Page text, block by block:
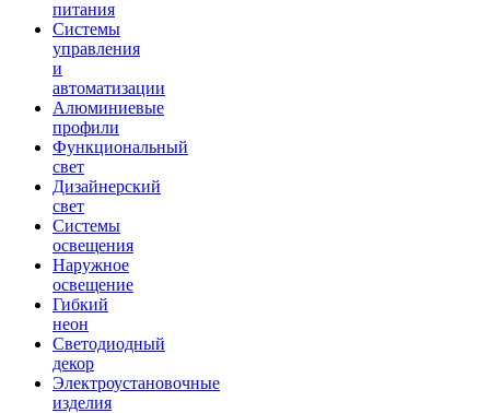
питания
Системы
управления
и
автоматизации
Алюминиевые
профили
Функциональный
свет
Дизайнерский
свет
Системы
освещения
Наружное
освещение
Гибкий
неон
Светодиодный
декор
Электроустановочные
изделия